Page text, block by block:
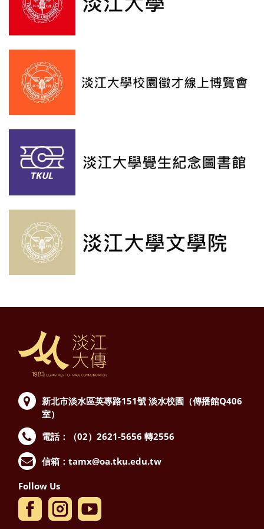
新北市淡水區英專路151號 淡水校園（傳播館Q406
室）
電話：（02）2621-5656 轉2556
信箱： tamx@oa.tku.edu.tw
Follow Us